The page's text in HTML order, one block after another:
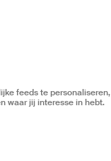
feeds te personaliseren,
waar jij interesse in hebt.